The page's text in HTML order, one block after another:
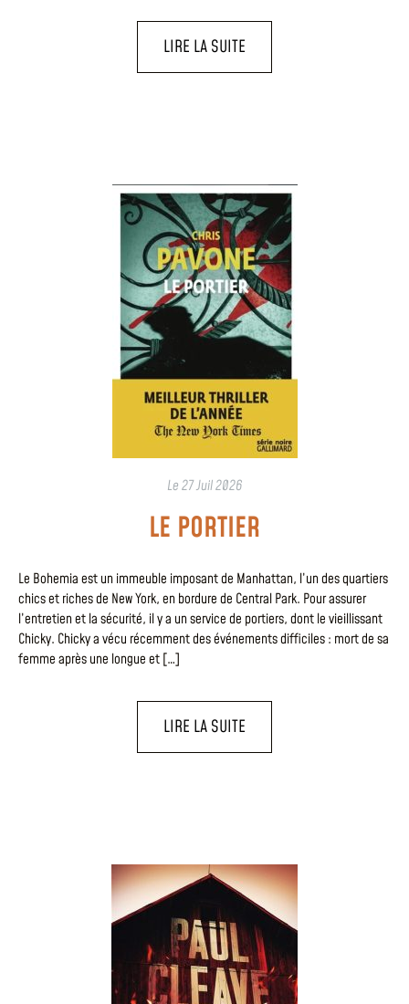
LIRE LA SUITE
Le27 Juil 2026
LE PORTIER
Le Bohemia est un immeuble imposant de Manhattan, l’un des quartiers
chics et riches de New York, en bordure de Central Park. Pour assurer
l’entretien et la sécurité, il y a un service de portiers, dont le vieillissant
Chicky. Chicky a vécu récemment des événements difficiles : mort de sa
femme après une longue et […]
LIRE LA SUITE